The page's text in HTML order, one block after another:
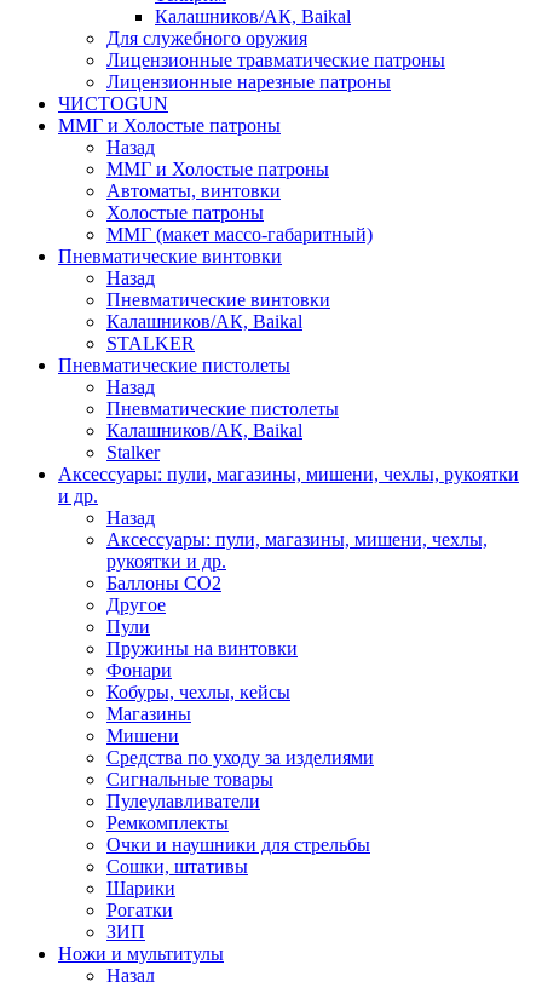
Калашников/АК, Baikal
Для служебного оружия
Лицензионные травматические патроны
Лицензионные нарезные патроны
ЧИСТОGUN
ММГ и Холостые патроны
Назад
ММГ и Холостые патроны
Автоматы, винтовки
Холостые патроны
ММГ (макет массо-габаритный)
Пневматические винтовки
Назад
Пневматические винтовки
Калашников/АК, Baikal
STALKER
Пневматические пистолеты
Назад
Пневматические пистолеты
Калашников/АК, Baikal
Stalker
Аксессуары: пули, магазины, мишени, чехлы, рукоятки
и др.
Назад
Аксессуары: пули, магазины, мишени, чехлы,
рукоятки и др.
Баллоны CO2
Другое
Пули
Пружины на винтовки
Фонари
Кобуры, чехлы, кейсы
Магазины
Мишени
Средства по уходу за изделиями
Сигнальные товары
Пулеулавливатели
Ремкомплекты
Очки и наушники для стрельбы
Сошки, штативы
Шарики
Рогатки
ЗИП
Ножи и мультитулы
Назад